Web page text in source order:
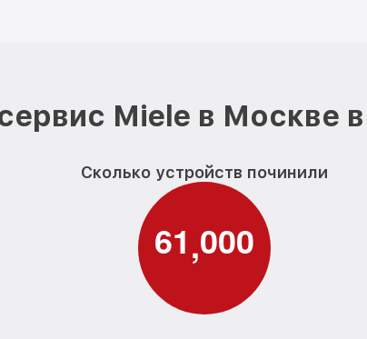
Miele в Москве
Сколько устройств починили
61,000